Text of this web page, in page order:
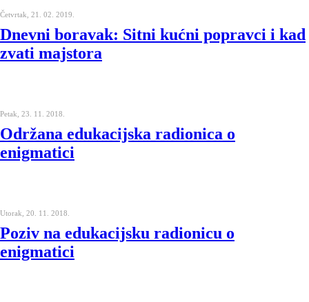
Četvrtak, 21. 02. 2019.
Dnevni boravak: Sitni kućni popravci i kad
zvati majstora
Petak, 23. 11. 2018.
Održana edukacijska radionica o
enigmatici
Utorak, 20. 11. 2018.
Poziv na edukacijsku radionicu o
enigmatici